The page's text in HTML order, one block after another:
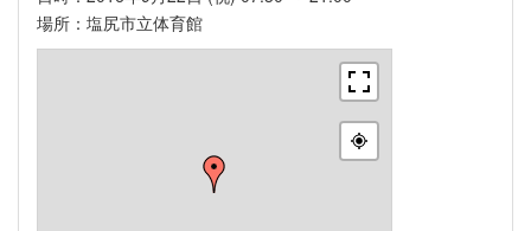
場所：塩尻市立体育館